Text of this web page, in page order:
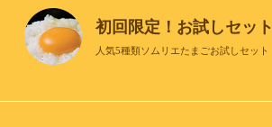
初回限定！お試しセット
人気5種類ソムリエたまごお試しセット